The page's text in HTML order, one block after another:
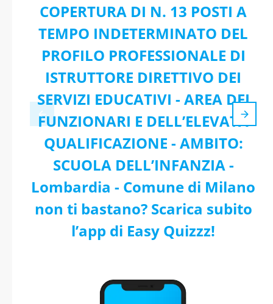
COPERTURA DI N. 13 POSTI A
TEMPO INDETERMINATO DEL
PROFILO PROFESSIONALE DI
ISTRUTTORE DIRETTIVO DEI
SERVIZI EDUCATIVI - AREA DEI
FUNZIONARI E DELL’ELEVATA
QUALIFICAZIONE - AMBITO:
SCUOLA DELL’INFANZIA -
Lombardia - Comune di Milano
non ti bastano? Scarica subito
l’app di Easy Quizzz!